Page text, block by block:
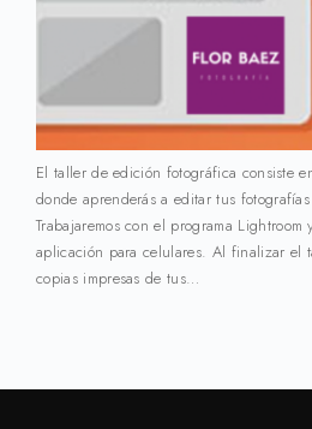
El taller de edición fotográfica consiste
donde aprenderás a editar tus
Trabajaremos con el programa Lightroom
aplicación para celulares. Al finalizar el
copias impresas de tus…